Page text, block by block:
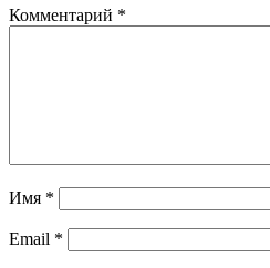
Комментарий *
Имя *
Email *